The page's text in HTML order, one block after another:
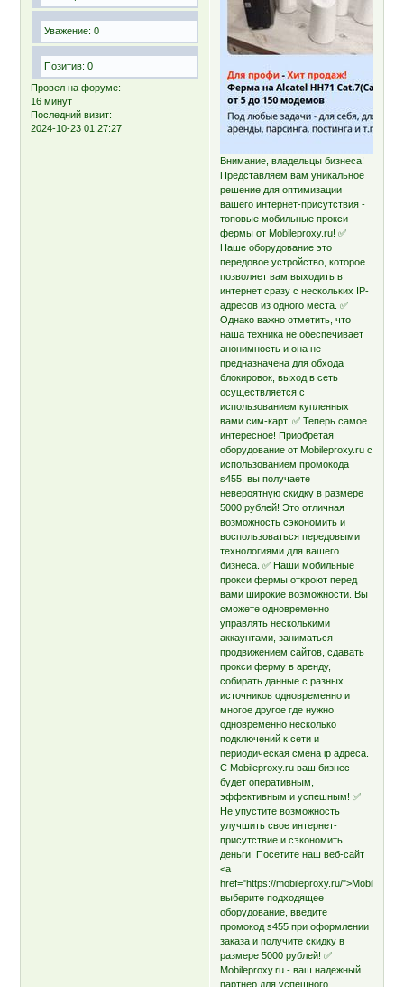
Уважение: 0
Позитив: 0
Провел на форуме:
16 минут
Последний визит:
2024-10-23 01:27:27
Внимание, владельцы бизнеса!
Представляем вам уникальное
решение для оптимизации
вашего интернет-присутствия -
топовые мобильные прокси
фермы от Mobileproxy.ru! ✅
Наше оборудование это
передовое устройство, которое
позволяет вам выходить в
интернет сразу с нескольких IP-
адресов из одного места. ✅
Однако важно отметить, что
наша техника не обеспечивает
анонимность и она не
предназначена для обхода
блокировок, выход в сеть
осуществляется с
использованием купленных
вами сим-карт. ✅ Теперь самое
интересное! Приобретая
оборудование от Mobileproxy.ru с
использованием промокода
s455, вы получаете
невероятную скидку в размере
5000 рублей! Это отличная
возможность сэкономить и
воспользоваться передовыми
технологиями для вашего
бизнеса. ✅ Наши мобильные
прокси фермы откроют перед
вами широкие возможности. Вы
сможете одновременно
управлять несколькими
аккаунтами, заниматься
продвижением сайтов, сдавать
прокси ферму в аренду,
собирать данные с разных
источников одновременно и
многое другое где нужно
одновременно несколько
подключений к сети и
периодическая смена ip адреса.
С Mobileproxy.ru ваш бизнес
будет оперативным,
эффективным и успешным! ✅
Не упустите возможность
улучшить свое интернет-
присутствие и сэкономить
деньги! Посетите наш веб-сайт
<a
href="https://mobileproxy.ru/
выберите подходящее
оборудование, введите
промокод s455 при оформлении
заказа и получите скидку в
размере 5000 рублей! ✅
Mobileproxy.ru - ваш надежный
партнер для успешного